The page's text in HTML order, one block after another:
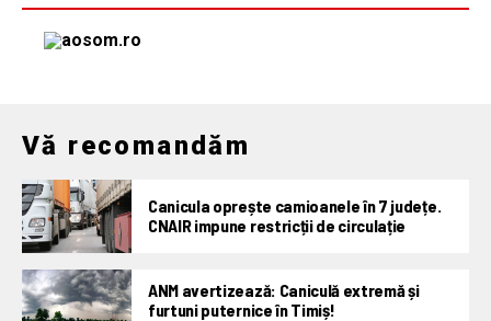
Vă recomandăm
Canicula oprește camioanele în 7 județe.
CNAIR impune restricții de circulație
ANM avertizează: Caniculă extremă și
furtuni puternice în Timiș!